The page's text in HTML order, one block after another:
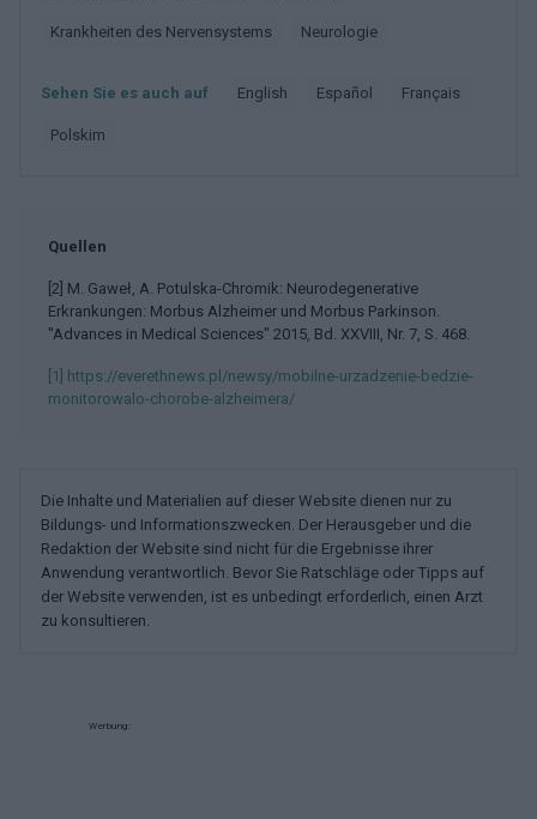
Krankheiten des Nervensystems Neurologie
Sehen Sie es auch auf english español français
polskim
Quellen
[2] M. Gaweł, A. Potulska-Chromik: Neurodegenerative
Erkrankungen: Morbus Alzheimer und Morbus Parkinson.
"Advances in Medical Sciences" 2015, Bd. XXVIII, Nr. 7, S. 468.
[1] https://everethnews.pl/newsy/mobilne-urzadzenie-bedzie-
monitorowalo-chorobe-alzheimera/
Die Inhalte und Materialien auf dieser Website dienen nur zu
Bildungs- und Informationszwecken. Der Herausgeber und die
Redaktion der Website sind nicht für die Ergebnisse ihrer
Anwendung verantwortlich. Bevor Sie Ratschläge oder Tipps auf
der Website verwenden, ist es unbedingt erforderlich, einen Arzt
zu konsultieren.
Werbung: